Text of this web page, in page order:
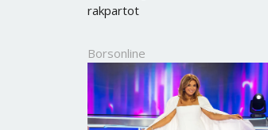
rakpartot
Borsonline